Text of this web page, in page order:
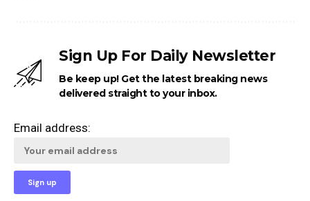
Sign Up For Daily Newsletter
Be keep up! Get the latest breaking news
delivered straight to your inbox.
Email address: